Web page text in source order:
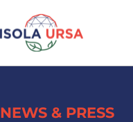
NEWS & PRESS